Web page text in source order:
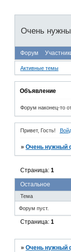
Очень
Форум
Активные темы
Объявление
Форум наконец-то
Привет, Гость!
»Очень нужный
Остальное
Страница:1
Тема
Форум пуст.
Страница:1
»Очень нужный